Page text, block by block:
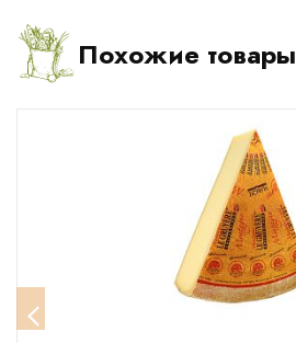
Похожие товары